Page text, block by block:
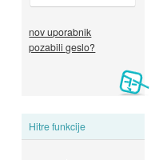
nov uporabnik
pozabili geslo?
Hitre funkcije